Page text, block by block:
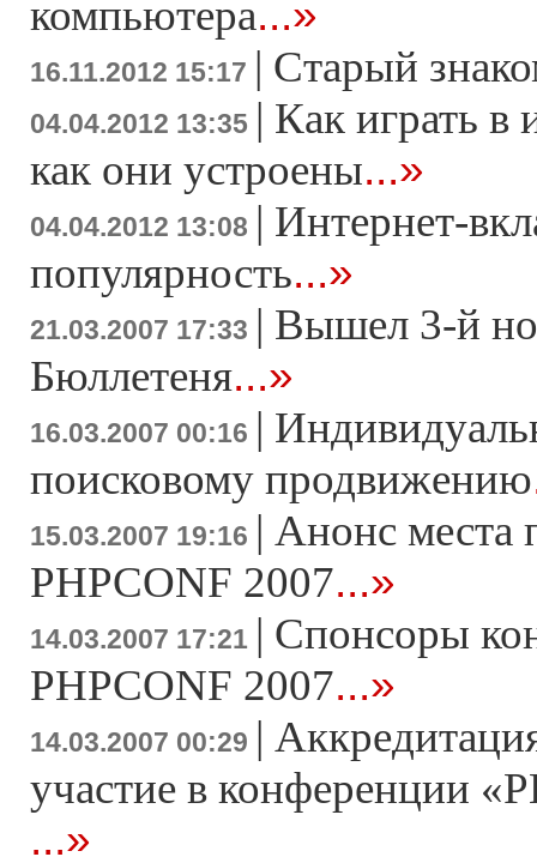
компьютера...»
16.11.2012 15:17 | Старый
04.04.2012 13:35 | Как играть в
как они устроены...»
04.04.2012 13:08 | Интернет-
популярность...»
21.03.2007 17:33 | Вышел 3-й
Бюллетеня...»
16.03.2007 00:16 |
поисковому продвижению
15.03.2007 19:16 | Анонс места
PHPCONF 2007...»
14.03.2007 17:21 | Спонсоры
PHPCONF 2007...»
14.03.2007 00:29 |
участие в конференции
...»